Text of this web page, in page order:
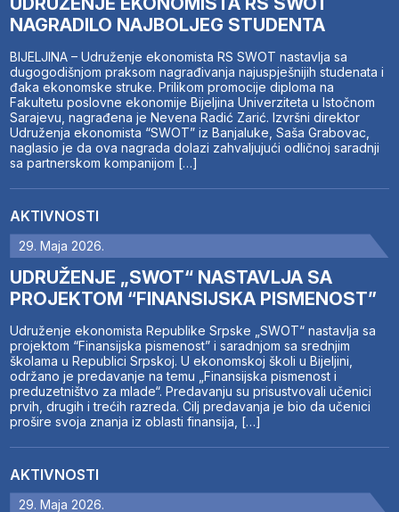
NAGRADILO NAJBOLJEG STUDENTA
BIJELJINA – Udruženje ekonomista RS SWOT nastavlja sa
dugogodišnjom praksom nagrađivanja najuspješnijih studenata i
đaka ekonomske struke. Prilikom promocije diploma na
Fakultetu poslovne ekonomije Bijeljina Univerziteta u Istočnom
Sarajevu, nagrađena je Nevena Radić Zarić. Izvršni direktor
Udruženja ekonomista “SWOT” iz Banjaluke, Saša Grabovac,
naglasio je da ova nagrada dolazi zahvaljujući odličnoj saradnji
sa partnerskom kompanijom […]
AKTIVNOSTI
29. Maja 2026.
UDRUŽENJE „SWOT“ NASTAVLJA SA
PROJEKTOM “FINANSIJSKA PISMENOST”
Udruženje ekonomista Republike Srpske „SWOT“ nastavlja sa
projektom “Finansijska pismenost” i saradnjom sa srednjim
školama u Republici Srpskoj. U ekonomskoj školi u Bijeljini,
održano je predavanje na temu „Finansijska pismenost i
preduzetništvo za mlade“. Predavanju su prisustvovali učenici
prvih, drugih i trećih razreda. Cilj predavanja je bio da učenici
prošire svoja znanja iz oblasti finansija, […]
AKTIVNOSTI
29. Maja 2026.